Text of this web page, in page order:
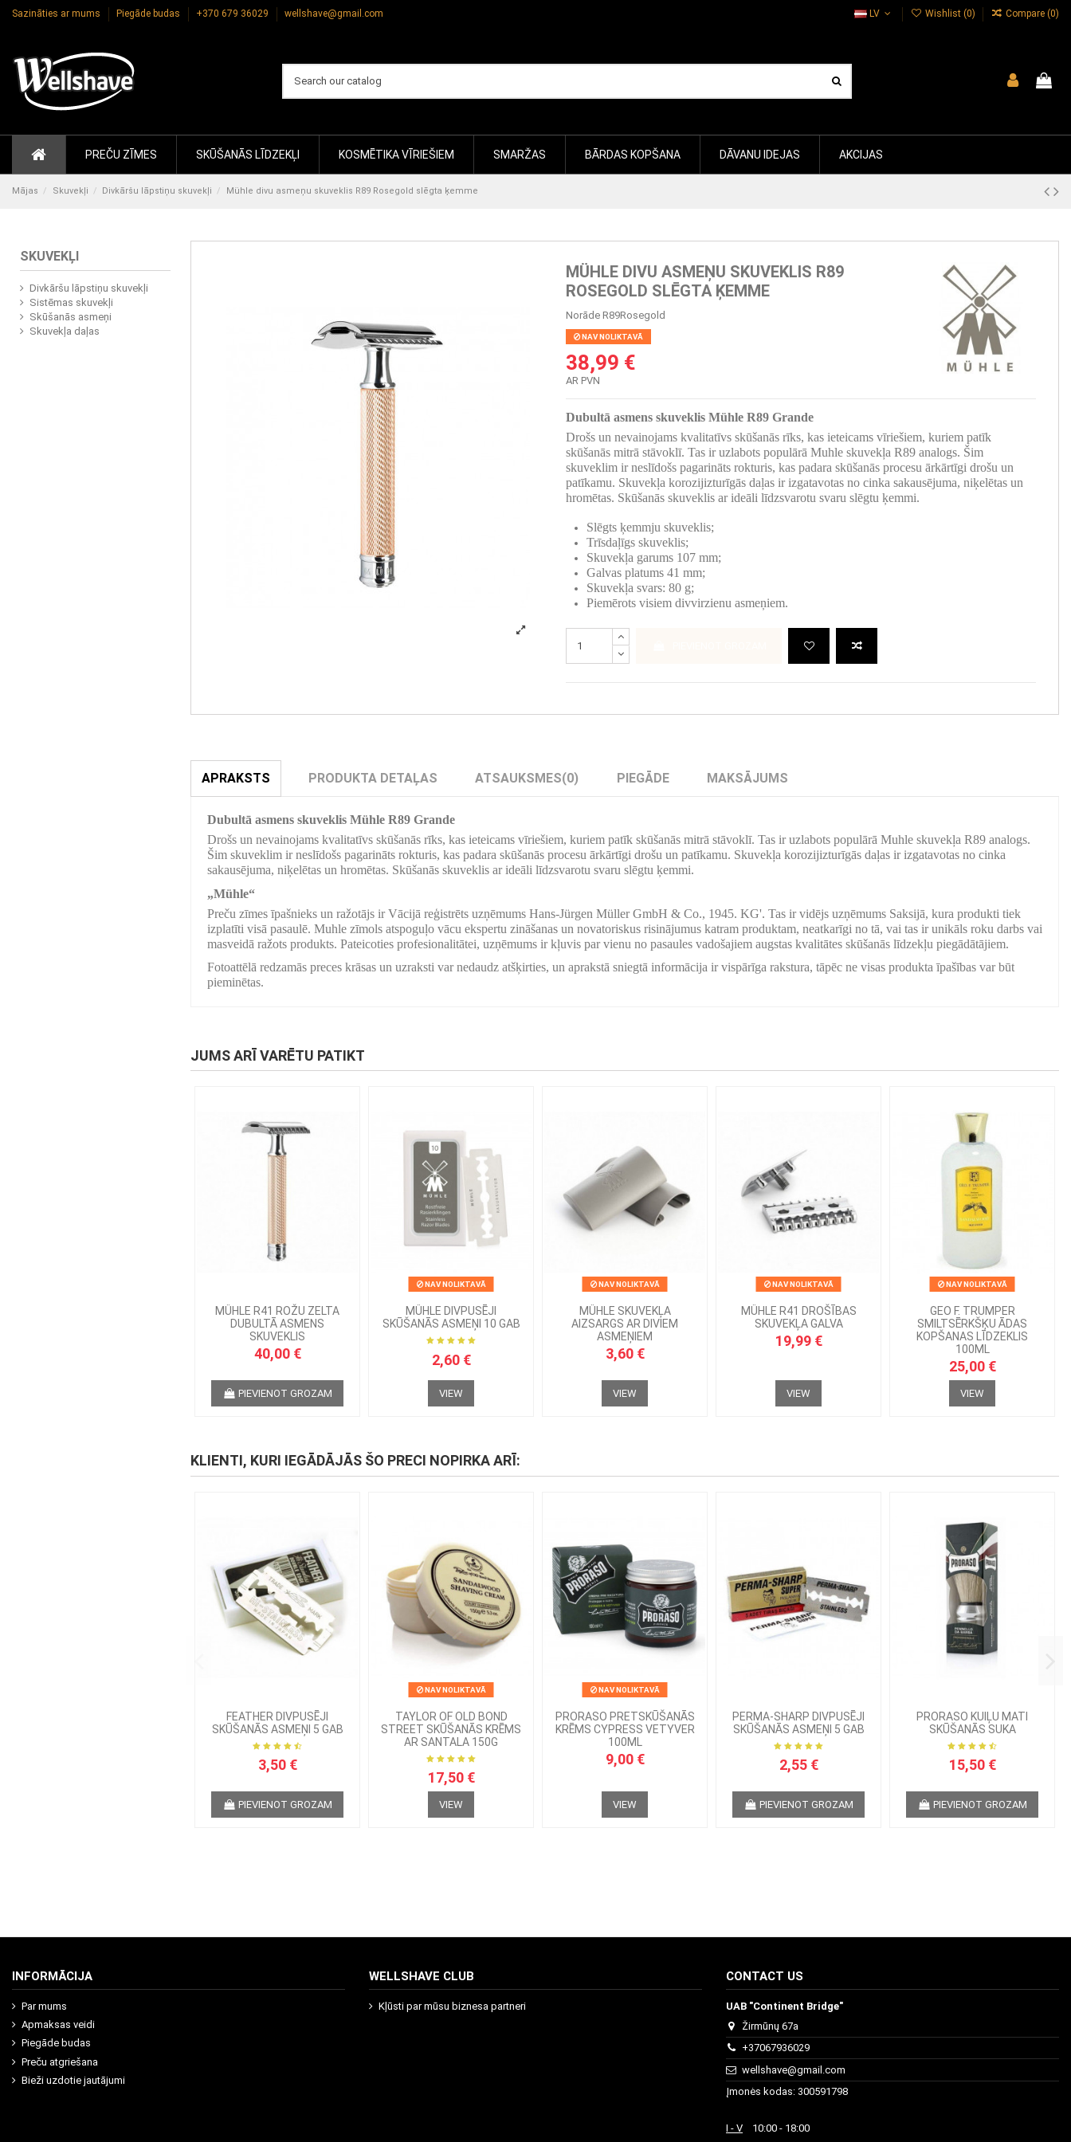
Sazināties ar mums Piegāde budas +370 679 36029 wellshave@gmail.com LV Wishlist (0) Compare (0)
PREČU ZĪMES SKŪŠANĀS LĪDZEKĻI KOSMĒTIKA VĪRIEŠIEM SMARŽAS BĀRDAS KOPŠANA DĀVANU IDEJAS AKCIJAS
Mājas Skuvekļi Divkāršu lāpstiņu skuvekļi Mühle divu asmeņu skuveklis R89 Rosegold slēgta ķemme
MÜHLE DIVU ASMEŅU SKUVEKLIS R89
ROSEGOLD SLĒGTA ĶEMME
Norāde R89Rosegold
NAV NOLIKTAVĀ
38,99 €
AR PVN
Dubultā asmens skuveklis Mühle R89 Grande
Drošs un nevainojams kvalitatīvs skūšanās rīks, kas ieteicams vīriešiem, kuriem patīk
skūšanās mitrā stāvoklī. Tas ir uzlabots populārā Muhle skuvekļa R89 analogs. Šim
skuveklim ir neslīdošs pagarināts rokturis, kas padara skūšanās procesu ārkārtīgi drošu un
patīkamu. Skuvekļa korozijizturīgās daļas ir izgatavotas no cinka sakausējuma, niķelētas un
hromētas. Skūšanās skuveklis ar ideāli līdzsvarotu svaru slēgtu ķemmi.
Slēgts ķemmju skuveklis;
Trīsdaļīgs skuveklis;
Skuvekļa garums 107 mm;
Galvas platums 41 mm;
Skuvekļa svars: 80 g;
Piemērots visiem divvirzienu asmeņiem.
APRAKSTS PRODUKTA DETAĻAS ATSAUKSMES(0) PIEGĀDE MAKSĀJUMS
Dubultā asmens skuveklis Mühle R89 Grande
Drošs un nevainojams kvalitatīvs skūšanās rīks, kas ieteicams vīriešiem, kuriem patīk skūšanās mitrā stāvoklī. Tas ir uzlabots populārā Muhle skuvekļa R89 analogs.
Šim skuveklim ir neslīdošs pagarināts rokturis, kas padara skūšanās procesu ārkārtīgi drošu un patīkamu. Skuvekļa korozijizturīgās daļas ir izgatavotas no cinka
sakausējuma, niķelētas un hromētas. Skūšanās skuveklis ar ideāli līdzsvarotu svaru slēgtu ķemmi.
„Mühle“
Preču zīmes īpašnieks un ražotājs ir Vācijā reģistrēts uzņēmums Hans-Jürgen Müller GmbH & Co., 1945. KG'. Tas ir vidējs uzņēmums Saksijā, kura produkti tiek
izplatīti visā pasaulē. Muhle zīmols atspoguļo vācu ekspertu zināšanas un novatoriskus risinājumus katram produktam, neatkarīgi no tā, vai tas ir unikāls roku darbs vai
masveidā ražots produkts. Pateicoties profesionalitātei, uzņēmums ir kļuvis par vienu no pasaules vadošajiem augstas kvalitātes skūšanās līdzekļu piegādātājiem.
Fotoattēlā redzamās preces krāsas un uzraksti var nedaudz atšķirties, un aprakstā sniegtā informācija ir vispārīga rakstura, tāpēc ne visas produkta īpašības var būt
pieminētas.
JUMS ARĪ VARĒTU PATIKT
MÜHLE R41 ROŽU ZELTA
DUBULTĀ ASMENS
SKUVEKLIS
40,00 €
PIEVIENOT GROZAM
NAV NOLIKTAVĀ
MÜHLE DIVPUSĒJI
SKŪŠANĀS ASMEŅI 10 GAB
2,60 €
VIEW
NAV NOLIKTAVĀ
MÜHLE SKUVEKĻA
AIZSARGS AR DIVIEM
ASMEŅIEM
3,60 €
VIEW
NAV NOLIKTAVĀ
MÜHLE R41 DROŠĪBAS
SKUVEKĻA GALVA
19,99 €
VIEW
NAV NOLIKTAVĀ
GEO F. TRUMPER
SMILTSĒRKŠĶU ĀDAS
KOPŠANAS LĪDZEKLIS
100ML
25,00 €
VIEW
KLIENTI, KURI IEGĀDĀJĀS ŠO PRECI NOPIRKA ARĪ:
FEATHER DIVPUSĒJI
SKŪŠANĀS ASMEŅI 5 GAB
3,50 €
PIEVIENOT GROZAM
NAV NOLIKTAVĀ
TAYLOR OF OLD BOND
STREET SKŪŠANĀS KRĒMS
AR SANTALA 150G
17,50 €
VIEW
NAV NOLIKTAVĀ
PRORASO PRETSKŪŠANĀS
KRĒMS CYPRESS VETYVER
100ML
9,00 €
VIEW
PERMA-SHARP DIVPUSĒJI
SKŪŠANĀS ASMEŅI 5 GAB
2,55 €
PIEVIENOT GROZAM
PRORASO KUIĻU MATI
SKŪŠANĀS SUKA
15,50 €
PIEVIENOT GROZAM
SKUVEKĻI
Divkāršu lāpstiņu skuvekļi
Sistēmas skuvekļi
Skūšanās asmeņi
Skuvekļa daļas
INFORMĀCIJA
Par mums
Apmaksas veidi
Piegāde budas
Preču atgriešana
Bieži uzdotie jautājumi
WELLSHAVE CLUB
Kļūsti par mūsu biznesa partneri
CONTACT US
UAB "Continent Bridge"
Žirmūnų 67a
+37067936029
wellshave@gmail.com
Įmonės kodas: 300591798
I - V 10:00 - 18:00